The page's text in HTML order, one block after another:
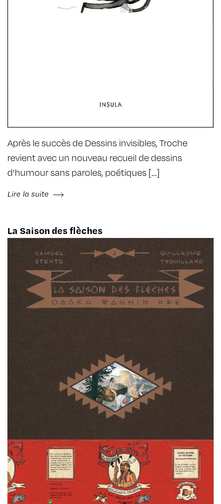
Après le succès de Dessins invisibles, Troche
revient avec un nouveau recueil de dessins
d’humour sans paroles, poétiques […]
Lire la suite
La Saison des flèches